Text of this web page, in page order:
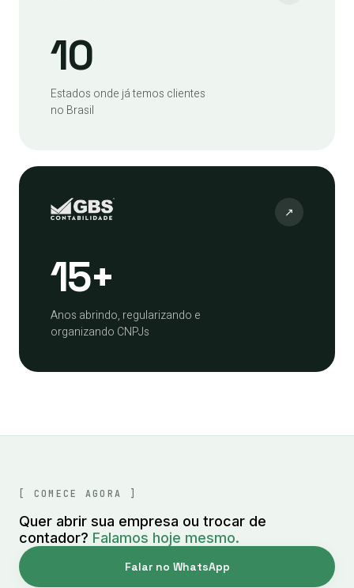
10
Estados onde já temos clientes
no Brasil
↗
15+
Anos abrindo, regularizando e
organizando CNPJs
[ COMECE AGORA ]
Quer abrir sua empresa ou trocar de
contador? Falamos hoje mesmo.
Falar no WhatsApp